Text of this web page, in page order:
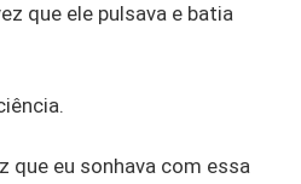
que ele pulsava e batia
que eu sonhava com essa